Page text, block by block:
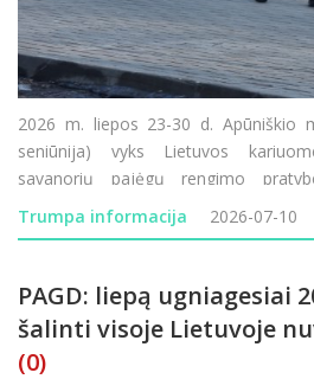
2026 m. liepos 23-30 d. Apūniškio
seniūnija) vyks Lietuvos
savanorių pajėgų rengimo
naudojami ginklai, imitaciniai
pirotechnika, judės karinė tech
Trumpa informacija 2026-07-10
PAGD: liepą ugniagesiai
šalinti visoje Lietuvoje
(0)